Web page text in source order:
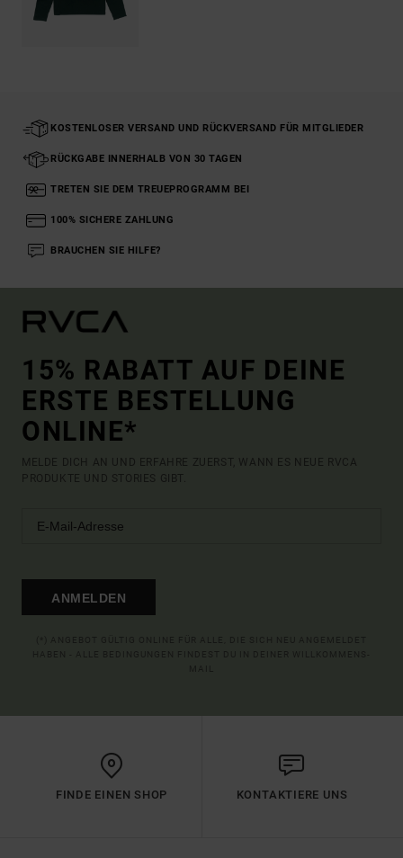
KOSTENLOSER VERSAND UND RÜCKVERSAND FÜR MITGLIEDER
RÜCKGABE INNERHALB VON 30 TAGEN
TRETEN SIE DEM TREUEPROGRAMM BEI
100% SICHERE ZAHLUNG
BRAUCHEN SIE HILFE?
15% RABATT AUF DEINE
ERSTE BESTELLUNG
ONLINE*
MELDE DICH AN UND ERFAHRE ZUERST, WANN ES NEUE RVCA
PRODUKTE UND STORIES GIBT.
ANMELDEN
FINDE EINEN SHOP KONTAKTIERE UNS